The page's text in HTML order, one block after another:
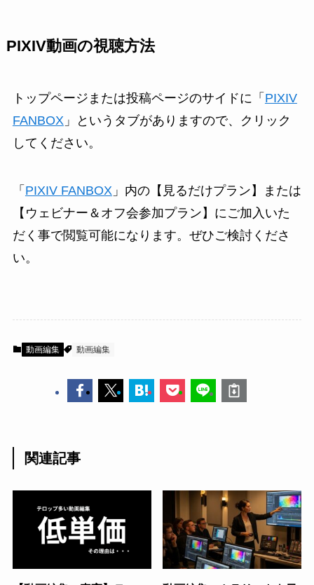
PIXIV動画の視聴方法
トップページまたは投稿ページのサイドに「 PIXIV
FANBOX」というタブがありますので、クリック
してください。
「 PIXIV FANBOX」内の【見るだけプラン】または
【ウェビナー＆オフ会参加プラン】にご加入いた
だく事で閲覧可能になります。ぜひご検討くださ
い。
動画編集 動画編集
関連記事